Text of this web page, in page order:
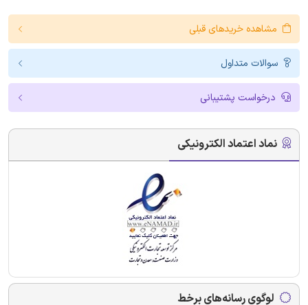
مشاهده خریدهای قبلی
سوالات متداول
درخواست پشتیبانی
نماد اعتماد الکترونیکی
لوگوی رسانه‌های برخط